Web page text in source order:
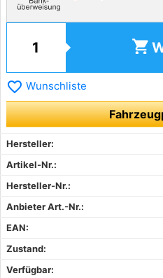
shopping_cart
favorite_border Wunschliste
Hersteller:
Artikel-Nr.:
Hersteller-Nr.:
Anbieter Art.-Nr.:
EAN:
Zustand:
Verfügbar: